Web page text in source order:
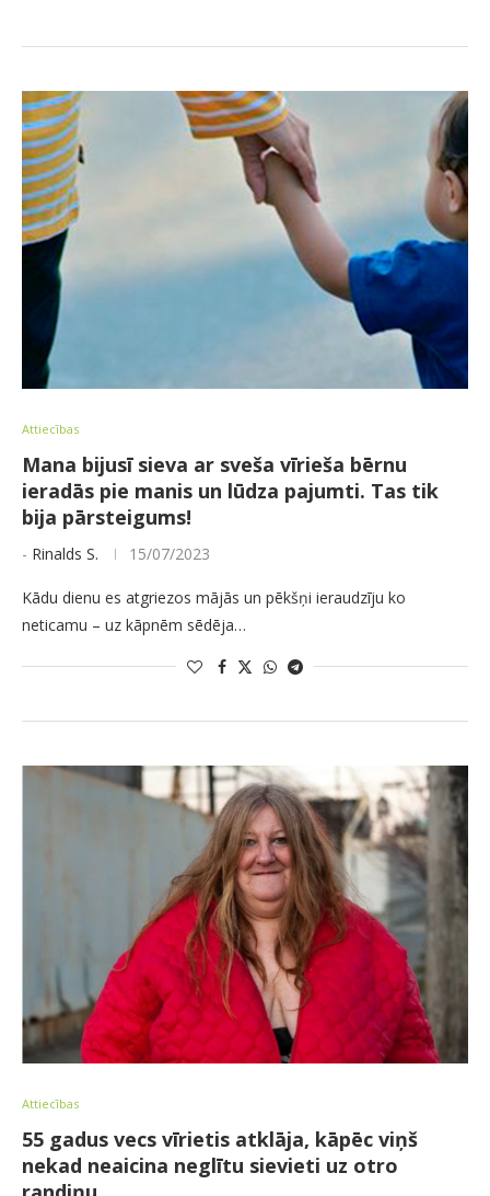
Attiecības
Mana bijusī sieva ar sveša vīrieša bērnu
ieradās pie manis un lūdza pajumti. Tas tik
bija pārsteigums!
- Rinalds S. 15/07/2023
Kādu dienu es atgriezos mājās un pēkšņi ieraudzīju ko
neticamu – uz kāpnēm sēdēja…
Attiecības
55 gadus vecs vīrietis atklāja, kāpēc viņš
nekad neaicina neglītu sievieti uz otro